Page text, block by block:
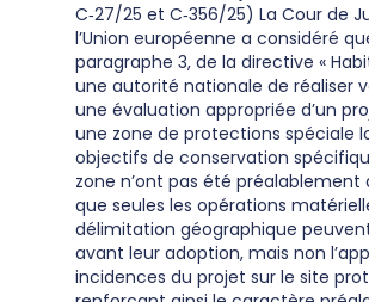
C‑27/25 et C‑356/25) La Cour de
l’Union européenne a considéré
paragraphe 3, de la directive «
une autorité nationale de réaliser
une évaluation appropriée d’un
une zone de protections spéciale
objectifs de conservation
zone n’ont pas été préalablement
que seules les opérations
délimitation géographique
avant leur adoption, mais non
incidences du projet sur le site